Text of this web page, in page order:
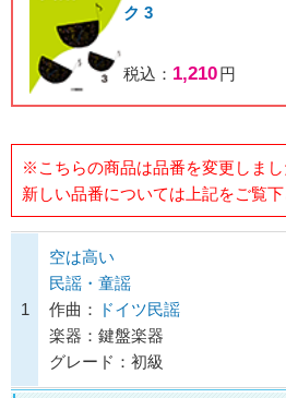
ク 3
税込： 1,210円
※こちらの商品は品番を変更しまし
新しい品番については上記をご覧下
1
空は高い
民謡・童謡
作曲：
ドイツ民謡
楽器：鍵盤楽器
グレード：初級